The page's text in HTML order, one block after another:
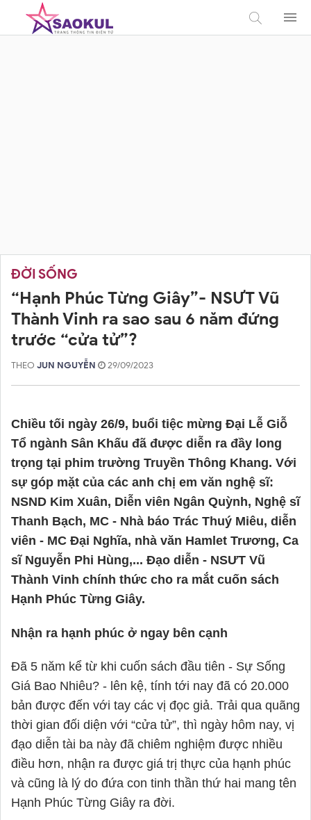
ĐỜI SỐNG
“Hạnh Phúc Từng Giây”- NSƯT Vũ
Thành Vinh ra sao sau 6 năm đứng
trước “cửa tử”?
THEO JUN NGUYỄN 29/09/2023
Chiều tối ngày 26/9, buổi tiệc mừng Đại Lễ Giỗ
Tổ ngành Sân Khấu đã được diễn ra đầy long
trọng tại phim trường Truyền Thông Khang. Với
sự góp mặt của các anh chị em văn nghệ sĩ:
NSND Kim Xuân, Diễn viên Ngân Quỳnh, Nghệ sĩ
Thanh Bạch, MC - Nhà báo Trác Thuý Miêu, diễn
viên - MC Đại Nghĩa, nhà văn Hamlet Trương, Ca
sĩ Nguyễn Phi Hùng,... Đạo diễn - NSƯT Vũ
Thành Vinh chính thức cho ra mắt cuốn sách
Hạnh Phúc Từng Giây.
Nhận ra hạnh phúc ở ngay bên cạnh
Đã 5 năm kể từ khi cuốn sách đầu tiên - Sự Sống
Giá Bao Nhiêu? - lên kệ, tính tới nay đã có 20.000
bản được đến với tay các vị đọc giả. Trải qua quãng
thời gian đối diện với “cửa tử”, thì ngày hôm nay, vị
đạo diễn tài ba này đã chiêm nghiệm được nhiều
điều hơn, nhận ra được giá trị thực của hạnh phúc
và cũng là lý do đứa con tinh thần thứ hai mang tên
Hạnh Phúc Từng Giây ra đời.